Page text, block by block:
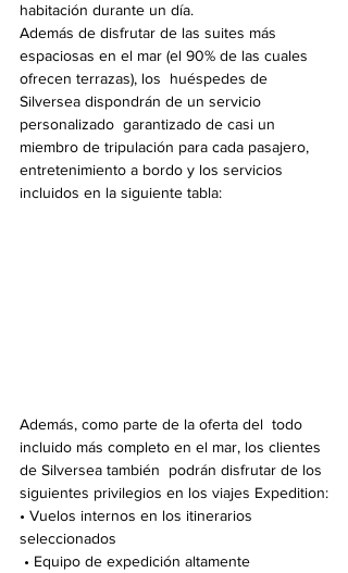
habitación durante un día.
Además de disfrutar de las suites más
espaciosas en el mar (el 90% de las cuales
ofrecen terrazas), los  huéspedes de
Silversea dispondrán de un servicio
personalizado  garantizado de casi un
miembro de tripulación para cada pasajero,
entretenimiento a bordo y los servicios
incluidos en la siguiente tabla:
Además, como parte de la oferta del  todo
incluido más completo en el mar, los clientes
de Silversea también  podrán disfrutar de los
siguientes privilegios en los viajes Expedition:
• Vuelos internos en los itinerarios
seleccionados